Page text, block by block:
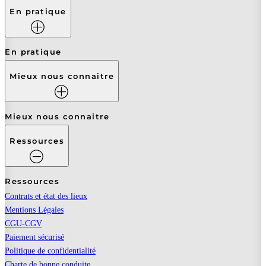
En pratique
En pratique
Mieux nous connaitre
Mieux nous connaitre
Ressources
Ressources
Contrats et état des lieux
Mentions Légales
CGU-CGV
Paiement sécurisé
Politique de confidentialité